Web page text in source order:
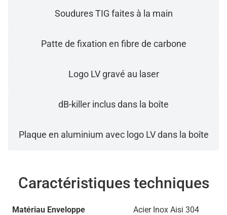
Soudures TIG faites à la main
Patte de fixation en fibre de carbone
Logo LV gravé au laser
dB-killer inclus dans la boîte
Plaque en aluminium avec logo LV dans la boîte
Caractéristiques techniques
Matériau Enveloppe Acier Inox Aisi 304